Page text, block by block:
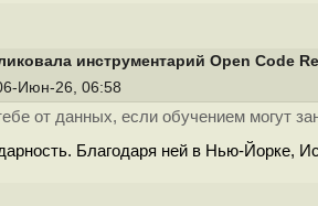
инструментарий Open Code
Июн-26, 06:58
от данных, если обучением могут
Благодаря ней в Нью-Йорке,